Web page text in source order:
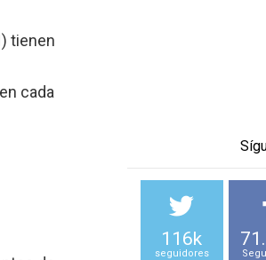
tienen
cada
116k
seguidores